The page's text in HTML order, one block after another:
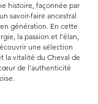
histoire, façonnée par
savoir-faire ancestral
génération. En cette
la passion et l’élan,
une sélection
la vitalité du Cheval de
de l’authenticité